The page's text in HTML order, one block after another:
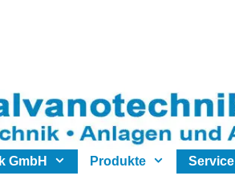
GmbH Produkte Service